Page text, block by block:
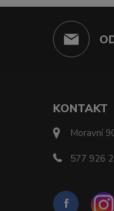
KONTAKT
Moravní
577 926